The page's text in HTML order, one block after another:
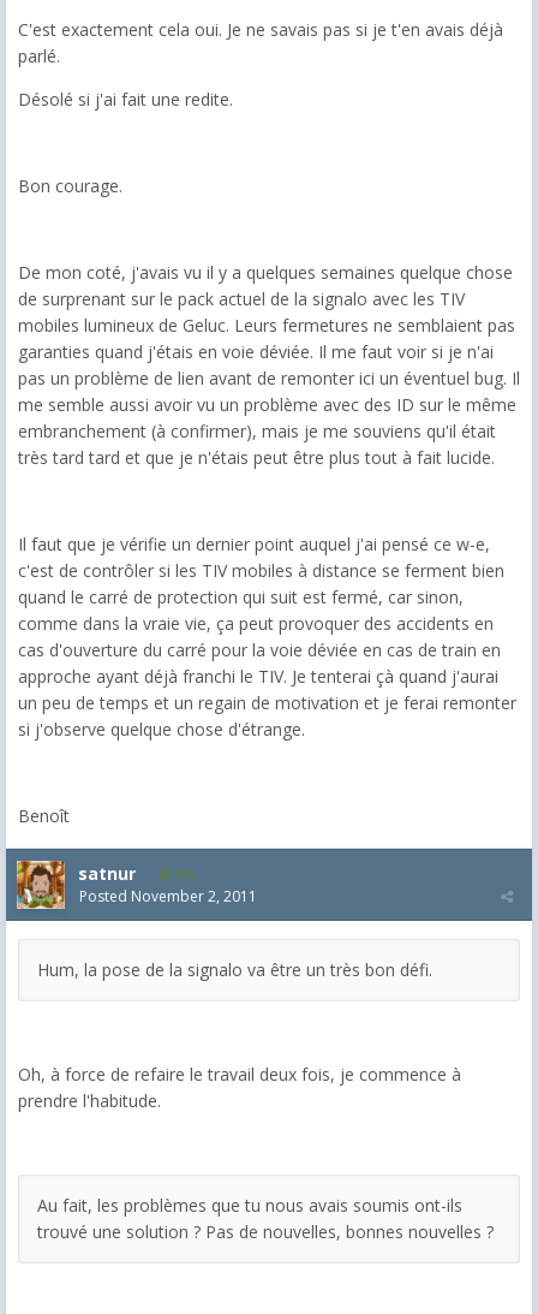
C'est exactement cela oui. Je ne savais pas si je t'en avais déjà
parlé.
Désolé si j'ai fait une redite.
Bon courage.
De mon coté, j'avais vu il y a quelques semaines quelque chose
de surprenant sur le pack actuel de la signalo avec les TIV
mobiles lumineux de Geluc. Leurs fermetures ne semblaient pas
garanties quand j'étais en voie déviée. Il me faut voir si je n'ai
pas un problème de lien avant de remonter ici un éventuel bug. Il
me semble aussi avoir vu un problème avec des ID sur le même
embranchement (à confirmer), mais je me souviens qu'il était
très tard tard et que je n'étais peut être plus tout à fait lucide.
Il faut que je vérifie un dernier point auquel j'ai pensé ce w-e,
c'est de contrôler si les TIV mobiles à distance se ferment bien
quand le carré de protection qui suit est fermé, car sinon,
comme dans la vraie vie, ça peut provoquer des accidents en
cas d'ouverture du carré pour la voie déviée en cas de train en
approche ayant déjà franchi le TIV. Je tenterai çà quand j'aurai
un peu de temps et un regain de motivation et je ferai remonter
si j'observe quelque chose d'étrange.
Benoît
satnur 135
Posted November 2, 2011
Hum, la pose de la signalo va être un très bon défi.
Oh, à force de refaire le travail deux fois, je commence à
prendre l'habitude.
Au fait, les problèmes que tu nous avais soumis ont-ils
trouvé une solution ? Pas de nouvelles, bonnes nouvelles ?